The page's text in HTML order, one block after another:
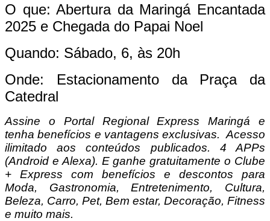
O que: Abertura da Maringá Encantada
2025 e Chegada do Papai Noel
Quando: Sábado, 6, às 20h
Onde: Estacionamento da Praça da
Catedral
Assine o Portal Regional Express Maringá e
tenha benefícios e vantagens exclusivas. Acesso
ilimitado aos conteúdos publicados. 4 APPs
(Android e Alexa). E ganhe gratuitamente o Clube
+ Express com benefícios e descontos para
Moda, Gastronomia, Entretenimento, Cultura,
Beleza, Carro, Pet, Bem estar, Decoração, Fitness
e muito mais.